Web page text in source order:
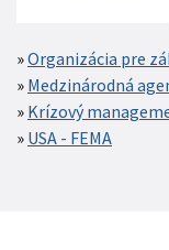
Organizácia pre
Medzinárodná
Krízový
USA - FEMA